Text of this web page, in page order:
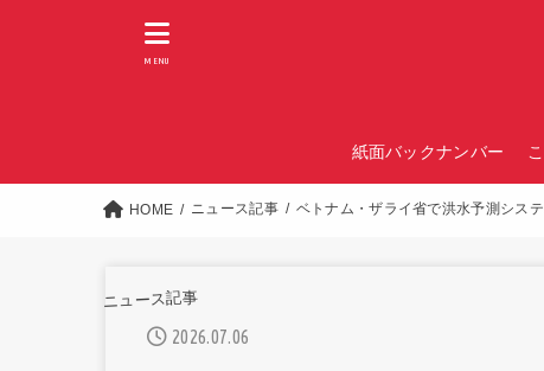
紙面バックナンバー
MENU
HOME ニュース記事 ベトナム・ザライ省で洪水予測シス
ニュース記事
2026.07.06